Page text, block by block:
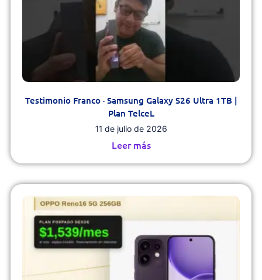
Testimonio Franco · Samsung Galaxy S26 Ultra 1TB |
Plan TelceL
11 de julio de 2026
Leer más